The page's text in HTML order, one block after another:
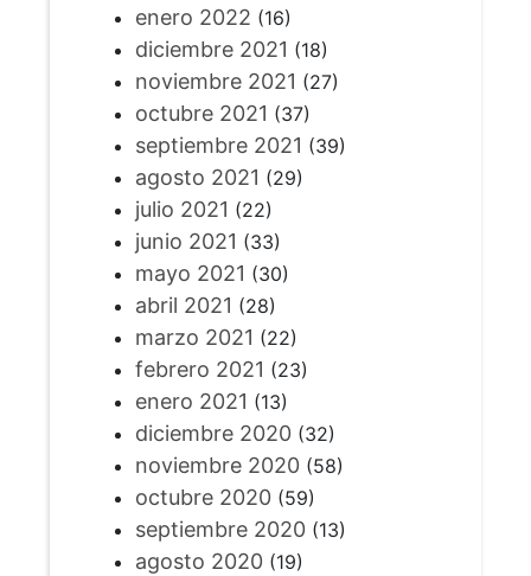
enero 2022 (16)
diciembre 2021 (18)
noviembre 2021 (27)
octubre 2021 (37)
septiembre 2021 (39)
agosto 2021 (29)
julio 2021 (22)
junio 2021 (33)
mayo 2021 (30)
abril 2021 (28)
marzo 2021 (22)
febrero 2021 (23)
enero 2021 (13)
diciembre 2020(32)
noviembre 2020(58)
octubre 2020(59)
septiembre 2020(13)
agosto 2020(19)